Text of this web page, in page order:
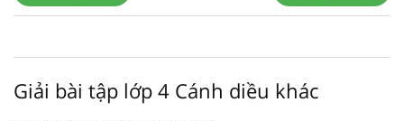
Giải bài tập lớp 4 Cánh diều khác